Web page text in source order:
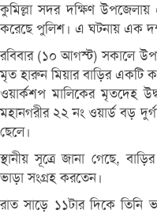
কুমিল্লা সদর দক্ষিণ
করেছে পুলিশ। এ ঘটনায় এক
রবিবার (১০ আগস্ট) সকালে
মৃত হারুন মিয়ার বাড়ির একটি
ওয়ার্কশপ মালিকের মৃতদেহ
মহানগরীর ২২ নং ওয়ার্ড বড়
ছেলে।
স্থানীয় সূত্রে জানা গেছে,
ভাড়া সংগ্রহ করতেন।
রাত সাড়ে ১১টার দিকে তিনি